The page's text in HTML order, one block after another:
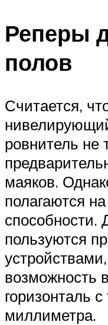
Реперы
полов
Считается,
ровнитель не
маяков.
полагаются
способности.
пользуются
возможность
горизонталь
миллиметра.